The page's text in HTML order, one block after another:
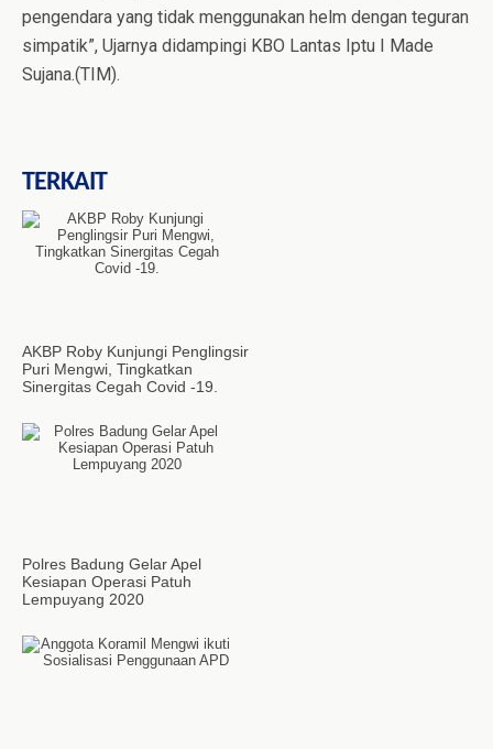
pengendara yang tidak menggunakan helm dengan teguran
simpatik”, Ujarnya didampingi KBO Lantas Iptu I Made
Sujana.(TIM).
TERKAIT
AKBP Roby Kunjungi Penglingsir
Puri Mengwi, Tingkatkan
Sinergitas Cegah Covid -19.
Polres Badung Gelar Apel
Kesiapan Operasi Patuh
Lempuyang 2020